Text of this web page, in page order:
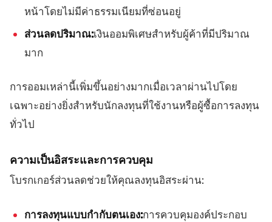
หน้าโดยไม่มีค่าธรรมเนียมที่ซ่อนอยู่
ส่วนลดปริมาณ:เงินออมพิเศษสำหรับผู้ค้าที่มีปริมาณ
มาก
การออมเหล่านี้เพิ่มขึ้นอย่างมากเมื่อเวลาผ่านไปโดย
เฉพาะอย่างยิ่งสำหรับนักลงทุนที่ใช้งานหรือผู้ซื้อการลงทุน
ทั่วไป
ความเป็นอิสระและการควบคุม
โบรกเกอร์ส่วนลดช่วยให้คุณลงทุนอิสระผ่าน:
การลงทุนแบบกำกับตนเอง:การควบคุมองค์ประกอบ